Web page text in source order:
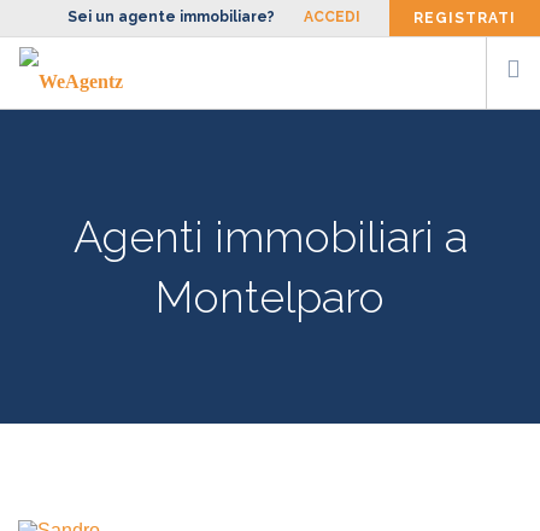
Sei un agente immobiliare? ACCEDI REGISTRATI
FACCIAMOAgenti immobiliari a
Montelparo